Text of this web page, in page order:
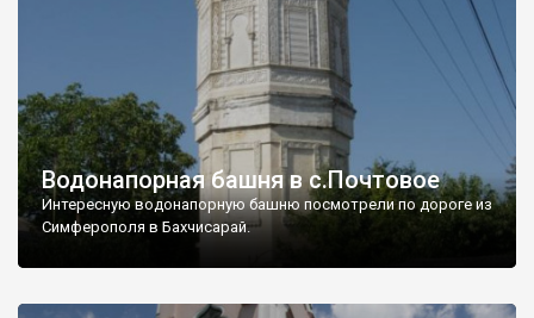
Водонапорная башня в с.Почтовое
Интересную водонапорную башню посмотрели по дороге из
Симферополя в Бахчисарай.